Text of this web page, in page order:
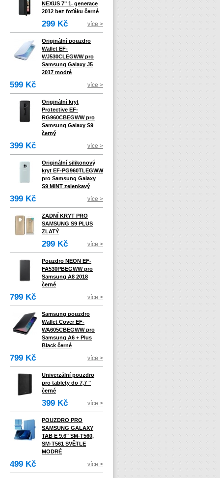
NEXUS 7" 1. generace
2012 bez foťáku černé
299 Kč více >
Originální pouzdro
Wallet EF-
WJ530CLEGWW pro
Samsung Galaxy J5
2017 modré
599 Kč více >
Originální kryt
Protective EF-
RG960CBEGWW pro
Samsung Galaxy S9
černý
399 Kč více >
Originální silikonový
kryt EF-PG960TLEGWW
pro Samsung Galaxy
S9 MINT zelenkavý
399 Kč více >
ZADNÍ KRYT PRO
SAMSUNG S9 PLUS
ZLATÝ
299 Kč více >
Pouzdro NEON EF-
FA530PBEGWW pro
Samsung A8 2018
černé
799 Kč více >
Samsung pouzdro
Wallet Cover EF-
WA605CBEGWW pro
Samsung A6 + Plus
Black černé
799 Kč více >
Univerzální pouzdro
pro tablety do 7,7 "
černé
399 Kč více >
POUZDRO PRO
SAMSUNG GALAXY
TAB E 9.6" SM-T560,
SM-T561 SVĚTLE
MODRÉ
499 Kč více >